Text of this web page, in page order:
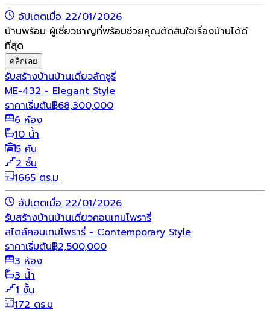
อัปเดตเมื่อ 22/01/2026
บ้านพร้อม ผู้เชี่ยวชาญที่พร้อมช่วยคุณตัดสินใจเรื่องบ้านได้ดี
ที่สุด
คลิกเลย
รับสร้างบ้านบ้านเดี่ยวลักชูรี่
ME-432 - Elegant Style
ราคาเริ่มต้น฿68,300,000
6 ห้อง
10 น้ำ
5 คัน
2 ชั้น
1665 ตร.ม
อัปเดตเมื่อ 22/01/2026
รับสร้างบ้านบ้านเดี่ยวคอนเทมโพรารี่
สไตล์คอนเทมโพรารี่ - Contemporary Style
ราคาเริ่มต้น฿2,500,000
3 ห้อง
3 น้ำ
1 ชั้น
172 ตร.ม